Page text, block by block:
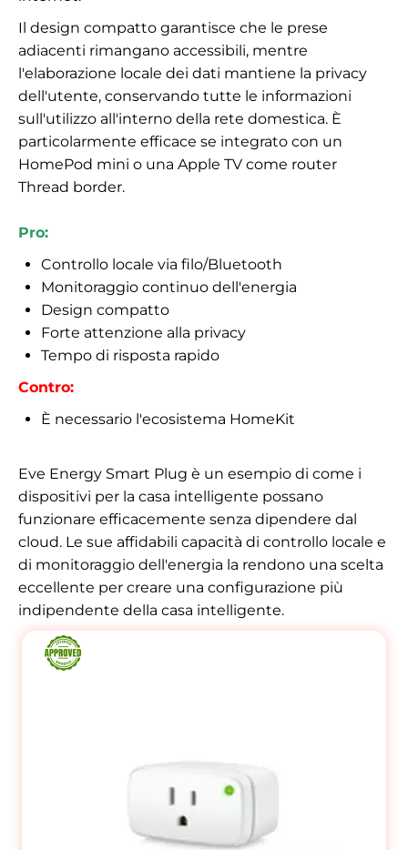
Il design compatto garantisce che le prese
adiacenti rimangano accessibili, mentre
l'elaborazione locale dei dati mantiene la privacy
dell'utente, conservando tutte le informazioni
sull'utilizzo all'interno della rete domestica. È
particolarmente efficace se integrato con un
HomePod mini o una Apple TV come router
Thread border.
Pro:
Controllo locale via filo/Bluetooth
Monitoraggio continuo dell'energia
Design compatto
Forte attenzione alla privacy
Tempo di risposta rapido
Contro:
È necessario l'ecosistema HomeKit
Eve Energy Smart Plug è un esempio di come i
dispositivi per la casa intelligente possano
funzionare efficacemente senza dipendere dal
cloud. Le sue affidabili capacità di controllo locale e
di monitoraggio dell'energia la rendono una scelta
eccellente per creare una configurazione più
indipendente della casa intelligente.